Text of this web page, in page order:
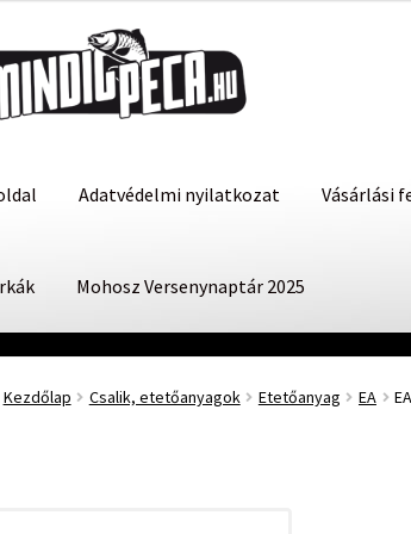
Adatvédelmi nyilatkozat Vásárlási
Mohosz Versenynaptár 2025
Kezdőlap Csalik, etetőanyagok Etetőanyag EA